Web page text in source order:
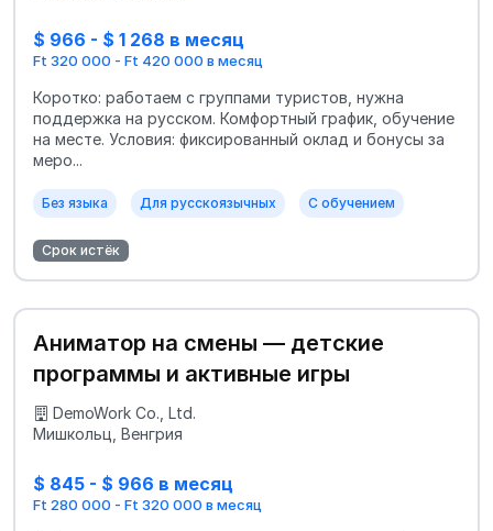
$ 966 - $ 1 268 в месяц
Ft 320 000 - Ft 420 000 в месяц
Коротко: работаем с группами туристов, нужна
поддержка на русском. Комфортный график, обучение
на месте. Условия: фиксированный оклад и бонусы за
меро...
Без языка Для русскоязычных С обучением
Срок истёк
Аниматор на смены — детские
программы и активные игры
DemoWork Co., Ltd.
Мишкольц, Венгрия
$ 845 - $ 966 в месяц
Ft 280 000 - Ft 320 000 в месяц